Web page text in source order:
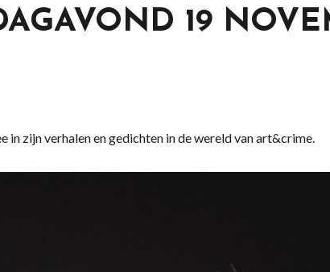
19
in zijn verhalen en gedichten in de wereld van art&crime.